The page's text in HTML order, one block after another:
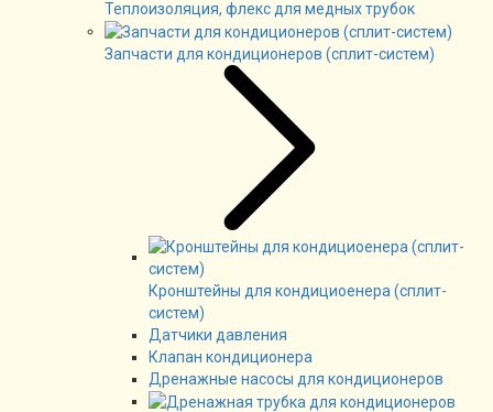
Теплоизоляция, флекс для медных трубок
Запчасти для кондиционеров (сплит-систем)
Кронштейны для кондициоенера (сплит-
систем)
Датчики давления
Клапан кондиционера
Дренажные насосы для кондиционеров